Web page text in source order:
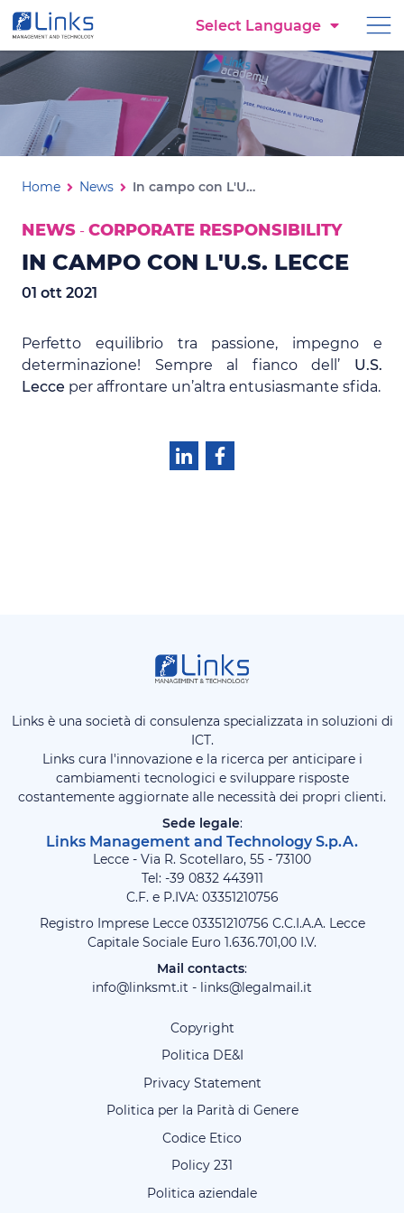
Torna alla homepage
Vai al menu di navigazione
Vai ai contenuti
Select Language
In campo con L'U.S.Lecce
Ti trovi in:
Home News In campo con L'U.S.Lecce
NEWS - CORPORATE RESPONSIBILITY
IN CAMPO CON L'U.S. LECCE
01 ott 2021
Perfetto equilibrio tra passione, impegno e
determinazione! Sempre al fianco dell’ U.S.
Lecce per affrontare un’altra entusiasmante sfida.
Links è una società di consulenza specializzata in soluzioni di
ICT.
Links cura l'innovazione e la ricerca per anticipare i
cambiamenti tecnologici e sviluppare risposte
costantemente aggiornate alle necessità dei propri clienti.
Sede legale:
Links Management and Technology S.p.A.
Lecce - Via R. Scotellaro, 55 - 73100
Tel: -39 0832 443911
C.F. e P.IVA: 03351210756
Registro Imprese Lecce 03351210756 C.C.I.A.A. Lecce
Capitale Sociale Euro 1.636.701,00 I.V.
Mail contacts:
info@linksmt.it - links@legalmail.it
Copyright
Politica DE&I
Privacy Statement
Politica per la Parità di Genere
Codice Etico
Policy 231
Politica aziendale